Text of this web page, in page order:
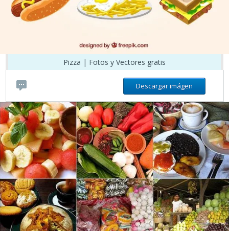
Pizza | Fotos y Vectores gratis
Descargar imágen